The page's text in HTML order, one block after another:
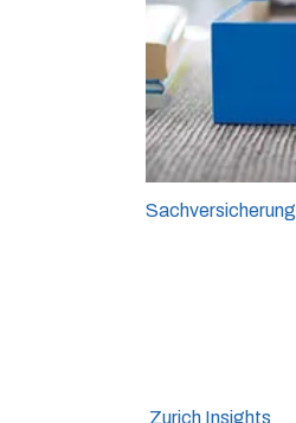
Sachversicherung
Zurich Insights